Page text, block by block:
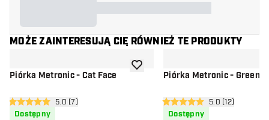
MOŻE ZAINTERESUJĄ CIĘ RÓWNIEŻ TE PRODUKTY
Piórka Metronic - Cat Face
otwórz panel recenzji
5 gwiazdki oceny5.0 (7)
Dostępny
dodaj do listy życzeń
Piórka Metronic - Green
otwórz panel
5 gwiazdki oceny5.0 (12)
Dostępny